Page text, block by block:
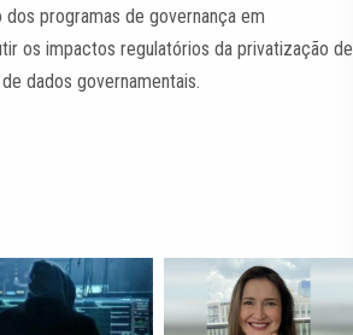
programas de governança em
os impactos regulatórios da privatização de
dados governamentais.